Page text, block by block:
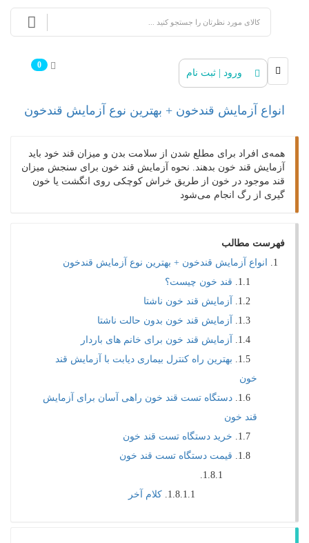
0
ورود | ثبت نام
انواع آزمایش قندخون + بهترین نوع آزمایش قندخون
همه‌ی افراد برای مطلع شدن از سلامت بدن و میزان قند خود باید
آزمایش قند خون بدهند. نحوه آزمایش قند خون برای سنجش میزان
قند موجود در خون از طریق خراش کوچکی روی انگشت یا خون
گیری از رگ انجام می‌شود
فهرست مطالب
انواع آزمایش قندخون + بهترین نوع آزمایش قندخون
قند خون چیست؟
آزمایش قند خون ناشتا
آزمایش قند خون بدون حالت ناشتا
آزمایش قند خون برای خانم های باردار
بهترین راه کنترل بیماری دیابت با آزمایش قند
خون
دستگاه تست قند خون راهی آسان برای آزمایش
قند خون
خرید دستگاه تست قند خون
قیمت دستگاه تست قند خون
کلام آخر